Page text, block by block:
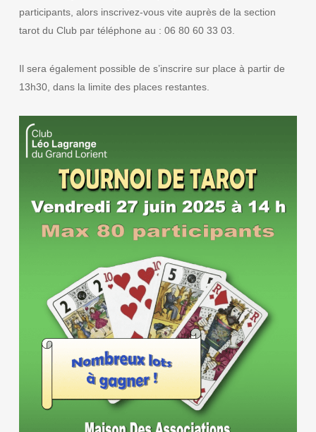
participants, alors inscrivez-vous vite auprès de la section
tarot du Club par téléphone au : 06 80 60 33 03.
Il sera également possible de s’inscrire sur place à partir de
13h30, dans la limite des places restantes.